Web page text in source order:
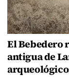
El Bebedero
antigua de